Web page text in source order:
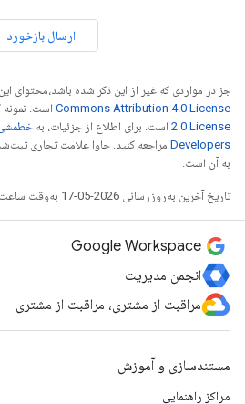
ارسال بازخورد
جز در مواردی که غیر از این ذکر شده باشد،‌محتوای
Commons Attribution 4.0 License است. نمونه
2.0 License است. برای اطلاع از جزئیات، به
Developers‏
به آن است.
تاریخ آخرین به‌روزرسانی 2026-05-17 به‌وقت ساعت هماهنگ جهانی.
Google Workspace
انجمن مدیریت
مراقبت از مشتری، مراقبت از مشتری
مستندسازی و آموزش
مراکز راهنمایی